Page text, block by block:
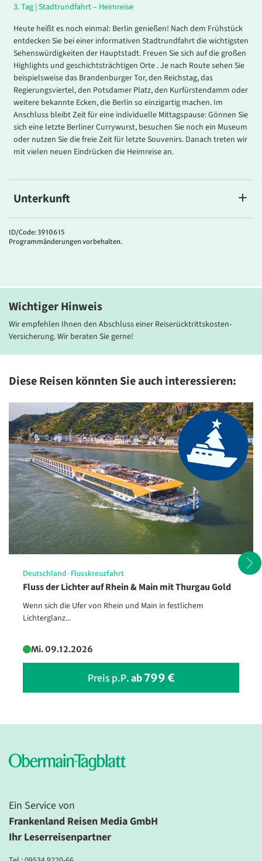
Skyline von Berlin
3.Tag | Stadtrundfahrt – Heimreise
Heute heißt es noch einmal: Berlin genießen! Nach dem Frühstück
entdecken Sie bei einer informativen Stadtrundfahrt die wichtigsten
Sehenswürdigkeiten der Hauptstadt. Freuen Sie sich auf die großen
Highlights und geschichtsträchtigen Orte . Je nach Route sehen Sie
beispielsweise das Brandenburger Tor, den Reichstag, das
Regierungsviertel, den Potsdamer Platz, den Kurfürstendamm oder
weitere bekannte Ecken, die Berlin so einzigartig machen. Im
Anschluss bleibt Zeit für eine individuelle Mittagspause: Gönnen Sie
sich eine letzte Berliner Currywurst, besuchen Sie noch ein Museum
oder nutzen Sie die freie Zeit für letzte Souvenirs. Danach treten wir
mit vielen neuen Eindrücken die Heimreise an.
Unterkunft
Ihr Hotel
Sie wohnen im modernen
Centrein Berlins City nahe Potsdamer Platz. In den einladenden
ID/Code: 3910615
Programmänderungen vorbehalten.
Wichtiger Hinweis
Wir empfehlen Ihnen den Abschluss einer Reiserücktrittskosten-
Versicherung. Wir beraten Sie gerne!
Diese Reisen könnten Sie auch interessieren:
Deutschland · Flusskreuzfahrt
Fluss der Lichter auf Rhein & Main mit Thurgau Gold
Wenn sich die Ufer von Rhein und Main in festlichem
Lichterglanz...
Mi. 09.12.2026
Preis p.P. ab 799 €
Ein Service von
Frankenland Reisen Media GmbH
Ihr Leserreisenpartner